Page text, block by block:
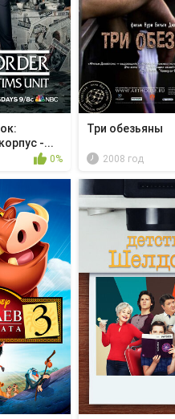
-...
0%
Три обезьяны
2008 год